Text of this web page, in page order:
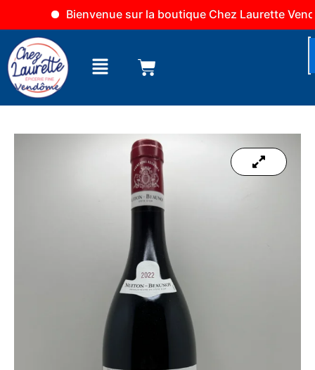
Bienvenue sur la boutique Chez Laurette Vendôme
contenu
Menu